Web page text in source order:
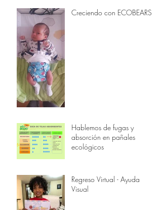
Creciendo con ECOBEARS
Hablemos de fugas y
absorción en pañales
ecológicos
Regreso Virtual - Ayuda
Visual